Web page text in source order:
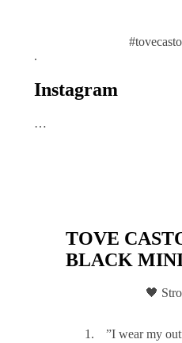
.
Instagram
…
TOVE
BLACK
🖤
”I wear my